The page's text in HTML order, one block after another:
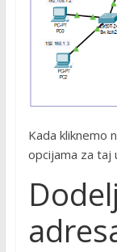
Kada kliknemo
opcijama za taj